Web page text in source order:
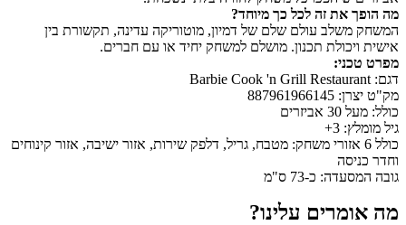
מה הופך את זה לכל כך מיוחד?
המשחק משלב עולם שלם של דמיון, מוטוריקה עדינה, תקשורת בין
אישית ויכולת תכנון. מושלם למשחק יחיד או עם חברים.
מפרט טכני:
דגם: Barbie Cook 'n Grill Restaurant
מק"ט יצרן: 887961966145
כולל: מעל 30 אביזרים
גיל מומלץ: 3+
כולל 6 אזורי משחק: מטבח, גריל, דלפק שירות, אזור ישיבה, אזור קינוחים
וחדר כניסה
גובה המסעדה: כ-73 ס"מ
מה אומרים עלינו?